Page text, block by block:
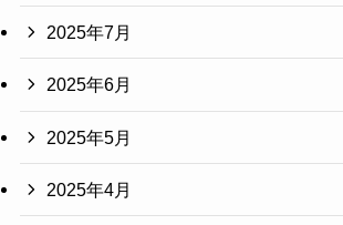
2025年7月
2025年6月
2025年5月
2025年4月